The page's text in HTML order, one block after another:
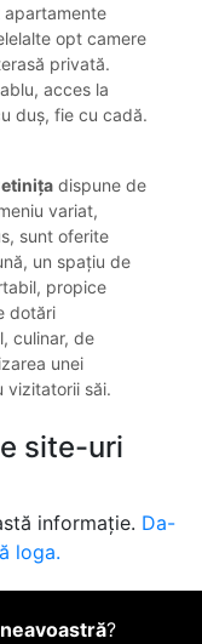
opt camere
privată.
acces la
duș, fie cu cadă.
dispune de
variat,
sunt oferite
un spațiu de
propice
dotări
culinar, de
unei
vizitatorii săi.
site-uri
informație. Da-
loga.
?